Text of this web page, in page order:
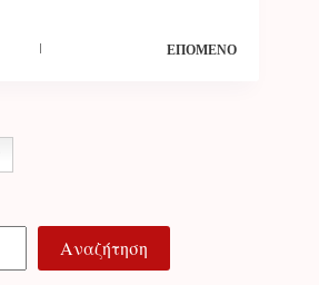
ΕΠΌΜΕΝΟ
Αναζήτηση